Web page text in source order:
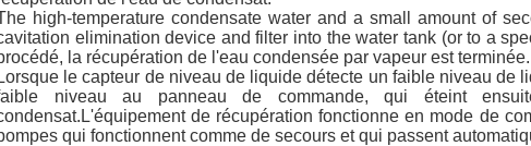
high-temperature condensate water and a small amount of
elimination device and filter into the water tank (or to a
la récupération de l'eau condensée par vapeur est terminée.
le capteur de niveau de liquide détecte un faible niveau de
niveau au panneau de commande, qui éteint
de récupération fonctionne en mode de
qui fonctionnent comme de secours et qui passent